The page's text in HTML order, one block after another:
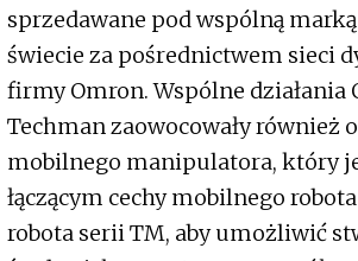
sprzedawane pod wspólną marką
świecie za pośrednictwem sieci
firmy Omron. Wspólne działania
Techman zaowocowały również
mobilnego manipulatora, który
łączącym cechy mobilnego
robota serii TM, aby umożliwić